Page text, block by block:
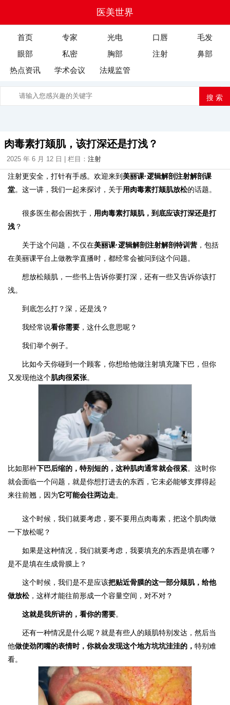
医美世界
首页 专家 光电 口唇
毛发
眼部
私密 胸部 注射
鼻部
热点资讯
学术会议 法规监管
肉毒素打颏肌，该打深还是打浅？
2025 年 6 月 12 日 | 栏目： 注射
注射更安全，打针有手感。欢迎来到美丽课·逻辑解剖注射解剖课
堂。这一讲，我们一起来探讨，关于用肉毒素打颏肌放松的话题。
很多医生都会困扰于， 用肉毒素打颏肌，到底应该打深还是打
浅 ？
关于这个问题，不仅在美丽课·逻辑解剖注射解剖特训营 ，包括
在美丽课平台上做教学直播时，都经常会被问到这个问题。
想放松颏肌，一些书上告诉你要打深，还有一些又告诉你该打
浅。
到底怎么打？深，还是浅？
我经常说看你需要 ，这什么意思呢？
我们举个例子。
比如今天你碰到一个顾客，你想给他做注射填充隆下巴 ，但你
又发现他这个肌肉很紧张。
比如那种下巴后缩的，特别短的，这种肌肉通常就会很紧。这时你
就会面临一个问题，就是你想打进去的东西，它未必能够支撑得起
来往前翘，因为它可能会往两边走。
这个时候，我们就要考虑，要不要用点肉毒素，把这个肌肉做
一下放松呢？
如果是这种情况，我们就要考虑，我要填充的东西是填在哪？
是不是填在生成骨膜上？
这个时候，我们是不是应该把贴近骨膜的这一部分颏肌，给他
做放松，这样才能往前形成一个容量空间，对不对？
这就是我所讲的，看你的需要。
还有一种情况是什么呢？就是有些人的颏肌特别发达，然后当
他做使劲闭嘴的表情时，你就会发现这个地方坑坑洼洼的， 特别难
看。